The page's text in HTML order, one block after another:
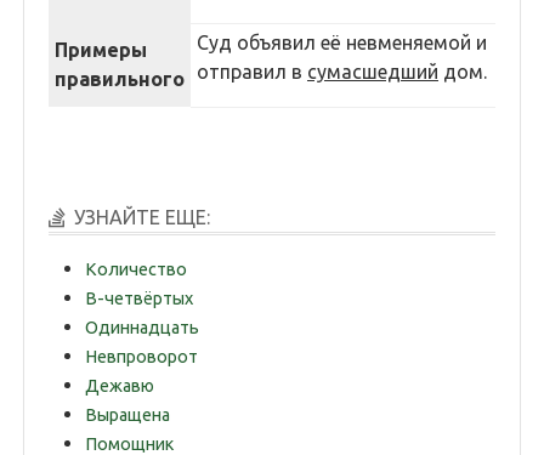
Примеры
правильного
Суд объявил её невменяемой и
отправил в сумасшедший дом.
УЗНАЙТЕ ЕЩЕ:
Количество
В-четвёртых
Одиннадцать
Невпроворот
Дежавю
Выращена
Помощник